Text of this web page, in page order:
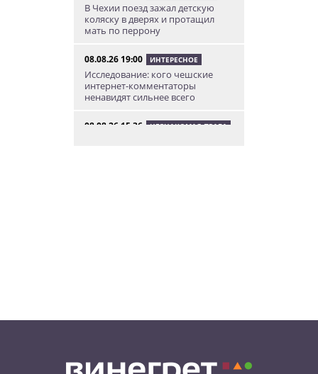
В Чехии поезд зажал детскую
коляску в дверях и протащил
мать по перрону
08.08.26 19:00 ИНТЕРЕСНОЕ
Исследование: кого чешские
интернет-комментаторы
ненавидят сильнее всего
08.08.26 15:36 НЕЗНАКОМАЯ ПРАГА